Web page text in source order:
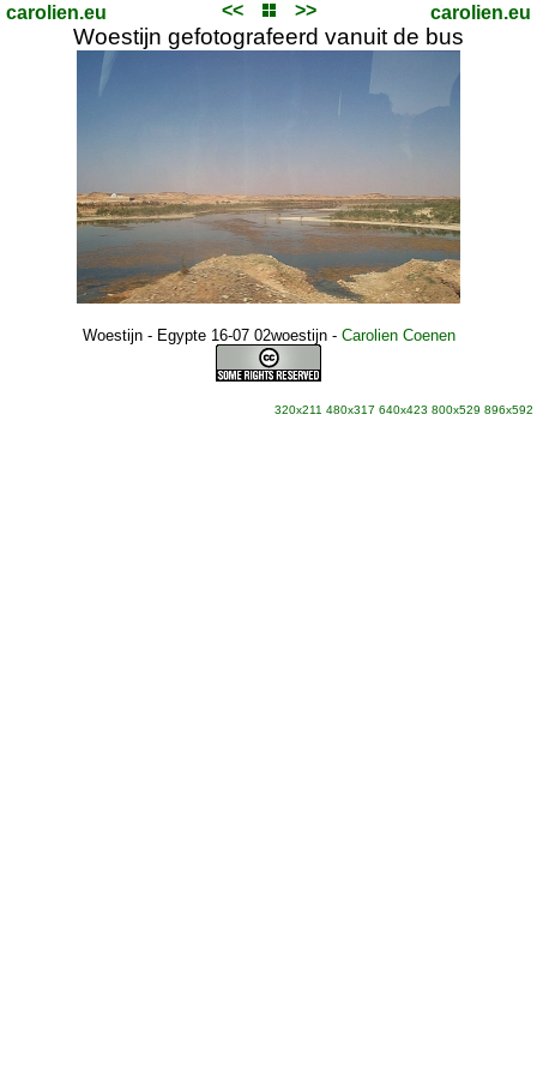
carolien.eu << >> carolien.eu
Woestijn gefotografeerd vanuit de bus
Woestijn - Egypte 16-07 02woestijn- Carolien Coenen
320x211 480x317 640x423 800x529 896x592